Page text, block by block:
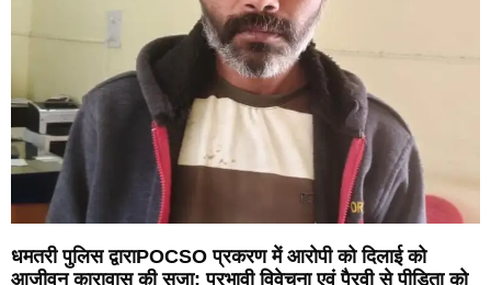
धमतरी पुलिस द्वाराPOCSO प्रकरण में आरोपी को दिलाई को
आजीवन कारावास की सजा: प्रभावी विवेचना एवं पैरवी से पीड़िता को